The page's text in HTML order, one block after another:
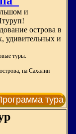
и
острова в
удивительных и
туры.
на Сахалин
тура